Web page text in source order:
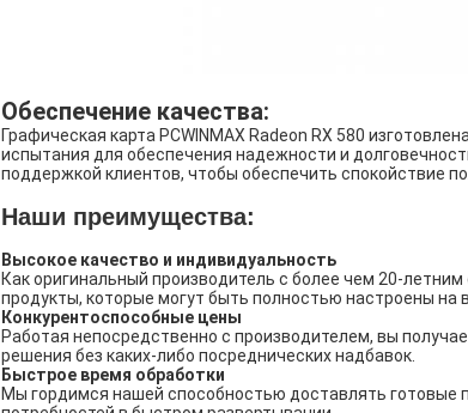
Обеспечение качества:
Графическая карта PCWINMAX Radeon RX 580
испытания для обеспечения надежности и
поддержкой клиентов, чтобы обеспечить спокойствие
Наши преимущества:
Высокое качество и индивидуальность
Как оригинальный производитель с более чем 20-
продукты, которые могут быть полностью настроены на
Конкурентоспособные цены
Работая непосредственно с производителем, вы
решения без каких-либо посреднических надбавок.
Быстрое время обработки
Мы гордимся нашей способностью доставлять готовые